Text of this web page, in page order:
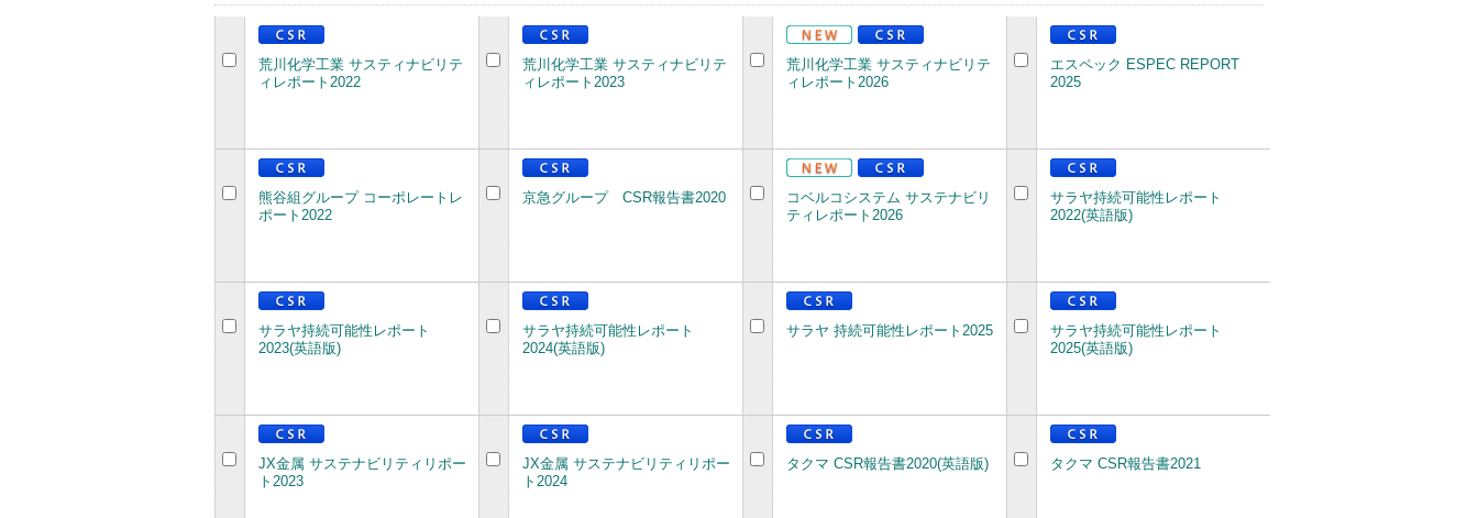
荒川化学工業 サスティナビリテ
ィレポート2022
荒川化学工業 サスティナビリテ
ィレポート2023
荒川化学工業 サスティナビリテ
ィレポート2026
エスペック ESPEC REPORT
2025
熊谷組グループ コーポレートレ
ポート2022
京急グループ CSR報告書2020
コベルコシステム サステナビリ
ティレポート2026
サラヤ持続可能性レポート
2022(英語版)
サラヤ持続可能性レポート
2023(英語版)
サラヤ持続可能性レポート
2024(英語版)
サラヤ 持続可能性レポート2025
サラヤ持続可能性レポート
2025(英語版)
JX金属 サステナビリティリポー
ト2023
JX金属 サステナビリティリポー
ト2024
タクマ CSR報告書2020(英語版) タクマ CSR報告書2021